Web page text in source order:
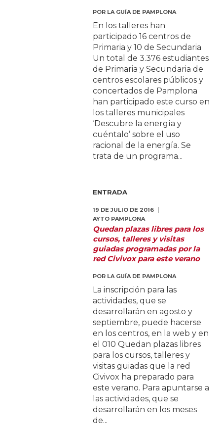
POR LA GUÍA DE PAMPLONA
En los talleres han
participado 16 centros de
Primaria y 10 de Secundaria
Un total de 3.376 estudiantes
de Primaria y Secundaria de
centros escolares públicos y
concertados de Pamplona
han participado este curso en
los talleres municipales
‘Descubre la energía y
cuéntalo’ sobre el uso
racional de la energía. Se
trata de un programa...
ENTRADA
19 DE JULIO DE 2016
AYTO PAMPLONA
Quedan plazas libres para los
cursos, talleres y visitas
guiadas programadas por la
red Civivox para este verano
POR LA GUÍA DE PAMPLONA
La inscripción para las
actividades, que se
desarrollarán en agosto y
septiembre, puede hacerse
en los centros, en la web y en
el 010 Quedan plazas libres
para los cursos, talleres y
visitas guiadas que la red
Civivox ha preparado para
este verano. Para apuntarse a
las actividades, que se
desarrollarán en los meses
de...